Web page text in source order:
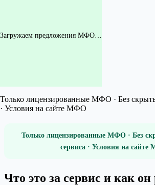
Загружаем предложения МФО…
Только лицензированные МФО · Без
· Условия на сайте МФО
Только лицензированные МФО · Без
сервиса · Условия на
Что это за сервис и как он